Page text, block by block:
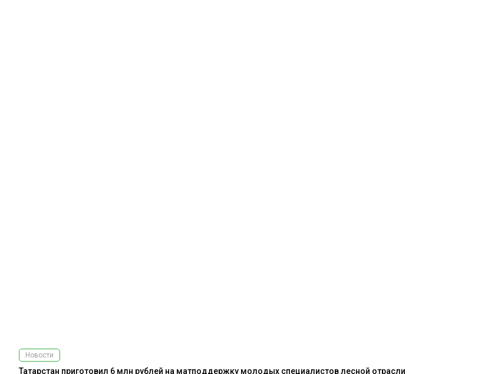
Новости
Татарстан приготовил 6 млн рублей на матподдержку молодых специалистов лесной отрасли